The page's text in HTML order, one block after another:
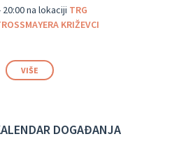
20:00na lokaciji TRG
KRIŽEVCI
VIŠE
DOGAĐANJA